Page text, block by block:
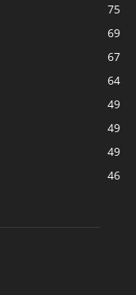
75
69
67
64
49
49
49
46